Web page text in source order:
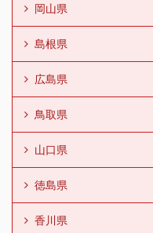
岡山県
島根県
広島県
鳥取県
山口県
徳島県
香川県